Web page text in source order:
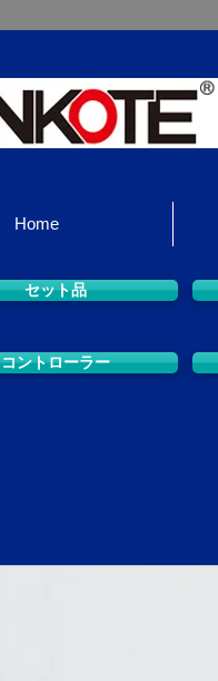
Home
セット品
コントローラー